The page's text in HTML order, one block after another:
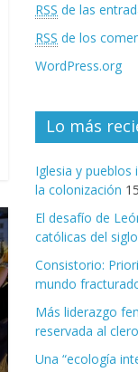
RSS de las
RSS de los
WordPress.org
Lo más
Iglesia y pueblos
la colonización
El desafío de
católicas del siglo
Consistorio:
mundo
Más liderazgo
reservada al clero
Una “ecología